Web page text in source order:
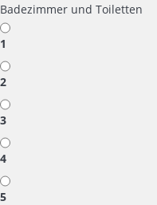
Badezimmer und Toiletten
1
2
3
4
5